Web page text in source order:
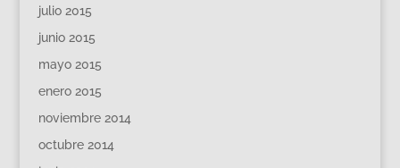
julio 2015
junio 2015
mayo 2015
enero 2015
noviembre 2014
octubre 2014